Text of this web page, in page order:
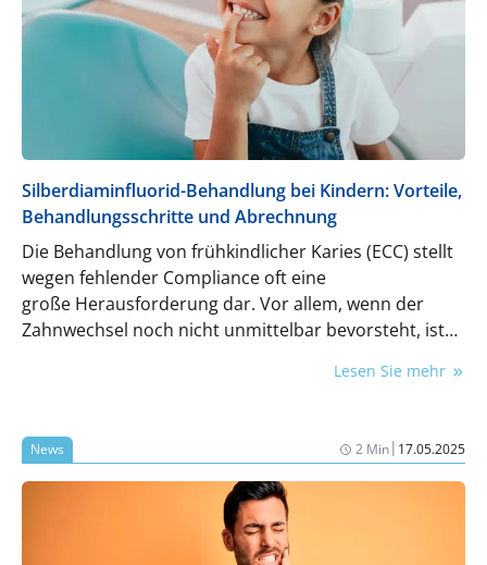
Silberdiaminfluorid-Behandlung bei Kindern: Vorteile,
Behandlungsschritte und Abrechnung
Die Behandlung von frühkindlicher Karies (ECC) stellt
wegen fehlender Compliance oft eine
große Herausforderung dar. Vor allem, wenn der
Zahnwechsel noch nicht unmittelbar bevorsteht, ist
Zeitraum noch funktionsfähig zu erhalten. In diesem
Silberdiaminfluorid eine hilfreiche Alternative sein.
Was Sie über Behandlung und Abrechnung wissen
müssen.
Lesen Sie mehr
News 2 Min| 17.05.2025